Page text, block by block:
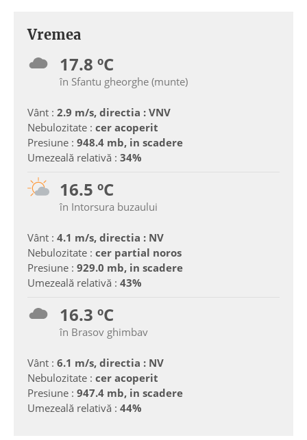
Vremea
17.8 ºC
în Sfantu gheorghe (munte)
Vânt : 2.9 m/s, directia : VNV
Nebulozitate : cer acoperit
Presiune : 948.4 mb, in scadere
Umezeală relativă : 34%
16.5 ºC
în Intorsura buzaului
Vânt : 4.1 m/s, directia : NV
Nebulozitate : cer partial noros
Presiune : 929.0 mb, in scadere
Umezeală relativă : 43%
16.3 ºC
în Brasov ghimbav
Vânt : 6.1 m/s, directia : NV
Nebulozitate : cer acoperit
Presiune : 947.4 mb, in scadere
Umezeală relativă : 44%